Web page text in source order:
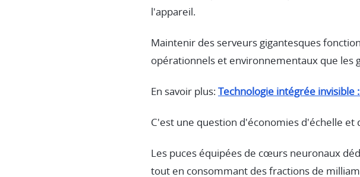
l'appareil.
Maintenir des serveurs gigantesques
opérationnels et environnementaux que les
En savoir plus: Technologie intégrée invisible
C'est une question d'économies d'échelle et
Les puces équipées de cœurs neuronaux
tout en consommant des fractions de